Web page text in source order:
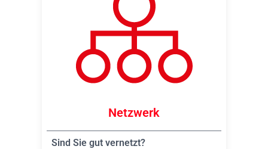
Netzwerk
Sind Sie gut vernetzt?